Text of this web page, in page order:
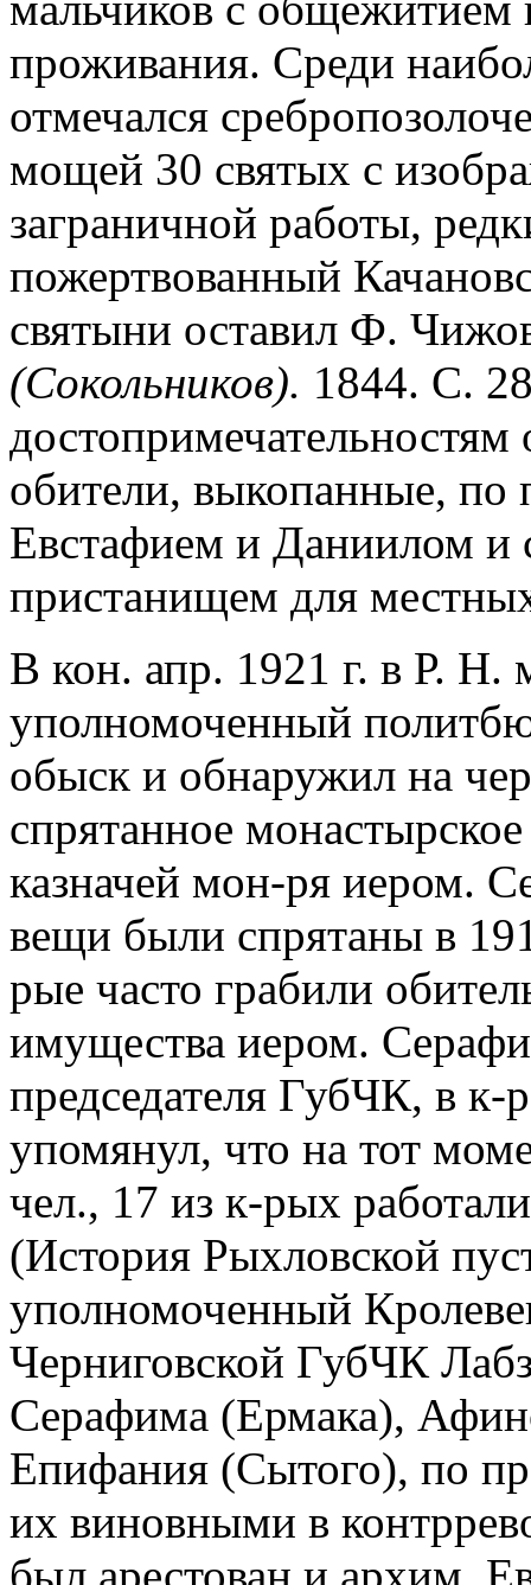
проживания. Среди
отмечался
мощей 30 святых с
заграничной работы,
пожертвованный
святыни оставил Ф.
(Сокольников). 1844. С.
обители, выкопанные,
Евстафием и Даниилом и
пристанищем для
В кон. апр. 1921 г. в Р. Н.
уполномоченный
обыск и обнаружил на
спрятанное
казначей мон-ря иером.
вещи были спрятаны в
рые часто грабили
имущества иером.
председателя ГубЧК, в к-
упомянул, что на тот
чел., 17 из к-рых
(История Рыхловской
уполномоченный
Черниговской ГубЧК
Серафима (Ермака),
Епифания (Сытого), по
их виновными в
был арестован и архим.